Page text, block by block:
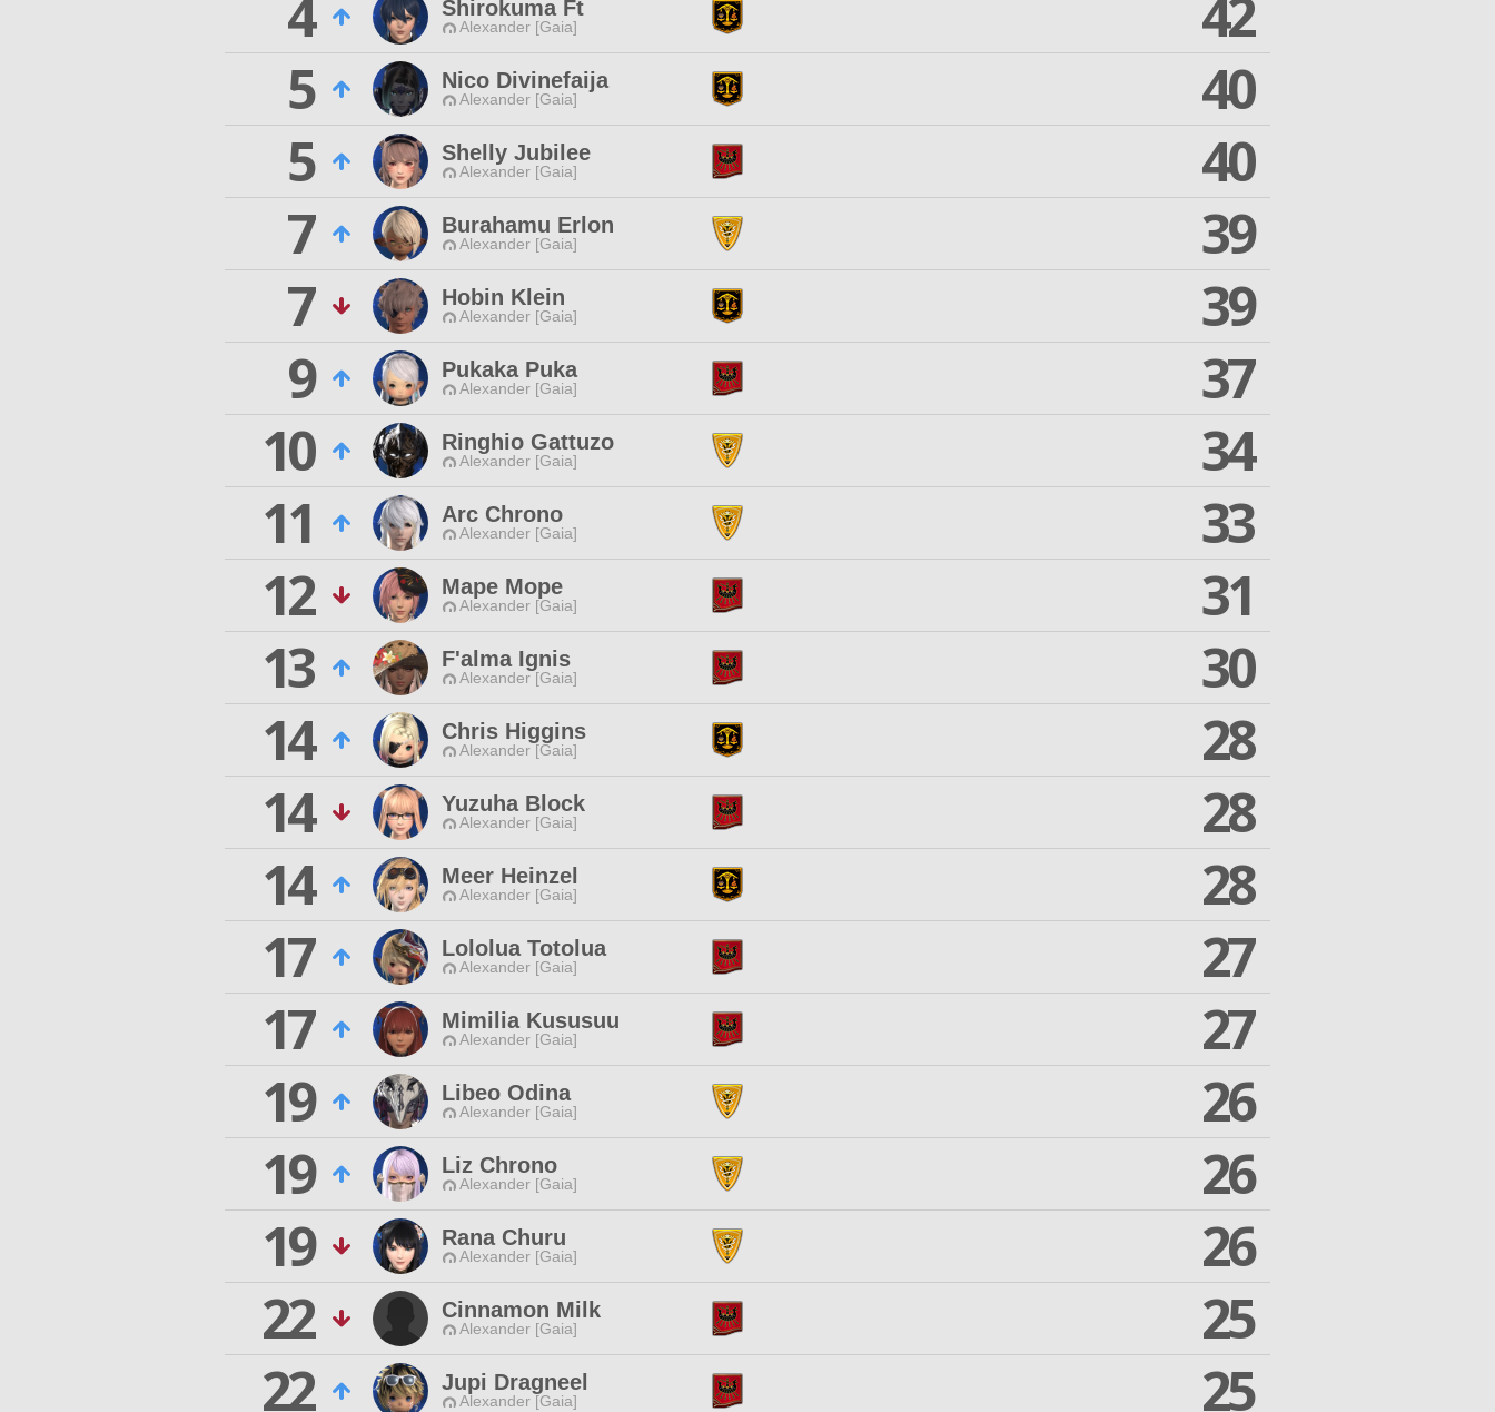
4
Shirokuma Ft
Alexander [Gaia]
42
5
Nico Divinefaija
Alexander [Gaia]
40
5
Shelly Jubilee
Alexander [Gaia]
40
7
Burahamu Erlon
Alexander [Gaia]
39
7
Hobin Klein
Alexander [Gaia]
39
9
Pukaka Puka
Alexander [Gaia]
37
10
Ringhio Gattuzo
Alexander [Gaia]
34
11
Arc Chrono
Alexander [Gaia]
33
12
Mape Mope
Alexander [Gaia]
31
13
F'alma Ignis
Alexander [Gaia]
30
14
Chris Higgins
Alexander [Gaia]
28
14
Yuzuha Block
Alexander [Gaia]
28
14
Meer Heinzel
Alexander [Gaia]
28
17
Lololua Totolua
Alexander [Gaia]
27
17
Mimilia Kususuu
Alexander [Gaia]
27
19
Libeo Odina
Alexander [Gaia]
26
19
Liz Chrono
Alexander [Gaia]
26
19
Rana Churu
Alexander [Gaia]
26
22
Cinnamon Milk
Alexander [Gaia]
25
22
Jupi Dragneel
Alexander [Gaia]
25